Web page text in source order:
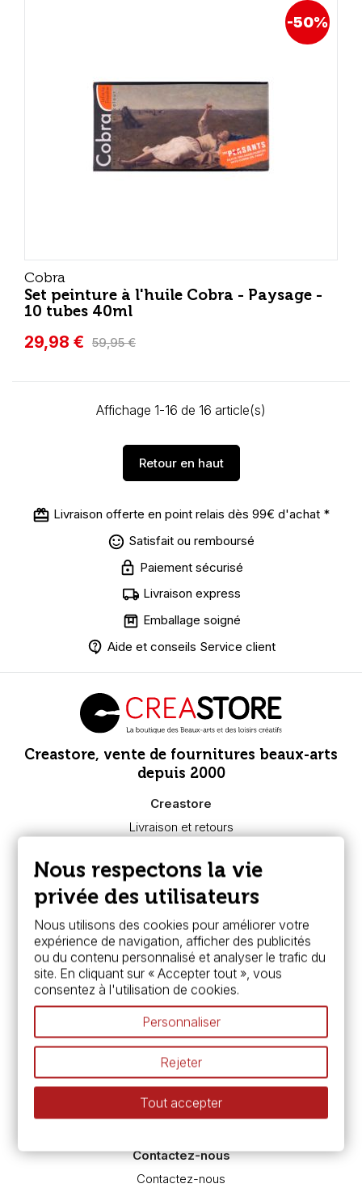
Cobra
Set peinture à l'huile Cobra - Paysage -
10 tubes 40ml
29,98 € 59,95 €
-50%
Affichage 1-16 de 16 article(s)
Retour en haut
Livraison offerte en point relais dès 99€ d'achat *
Satisfait ou remboursé
Paiement sécurisé
Livraison express
Emballage soigné
Aide et conseils Service client
Creastore, vente de fournitures beaux-arts
depuis 2000
Creastore
Livraison et retours
Paiement sécurisé
FAQ
Boutique à Angers
Services
Carte fidélité & avantages
Chèque cadeau, bon cadeaux
Devis & bon de commande
Pass culture - mode d'emploi
Nos promotions en cours
Espace conseils
L’aquarelle en tubes ou en godets ?
Le vocabulaire technique de l’aquarelle
Différence entre peinture Fine et Extra-fine
Préparer une toile pour peinture à l'huile et acrylique
Contactez-nous
Contactez-nous
Nous respectons la vie
privée des utilisateurs
Nous utilisons des cookies pour améliorer votre
expérience de navigation, afficher des publicités
ou du contenu personnalisé et analyser le trafic du
site. En cliquant sur « Accepter tout », vous
consentez à l'utilisation de cookies.
Personnaliser
Rejeter
Tout accepter